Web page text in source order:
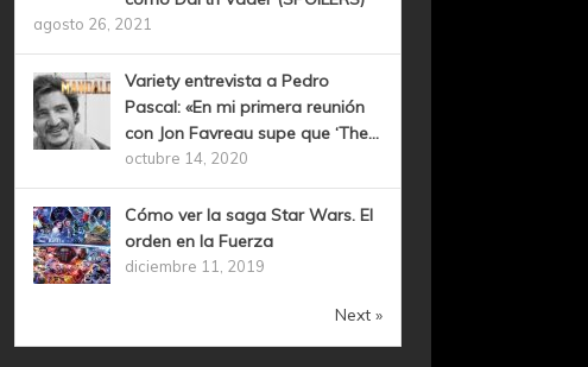
agosto 26, 2021
Variety entrevista a Pedro
Pascal: «En mi primera reunión
con Jon Favreau supe que ‘The...
octubre 14, 2020
Cómo ver la saga Star Wars. El
orden en la Fuerza
diciembre 11, 2019
Next »